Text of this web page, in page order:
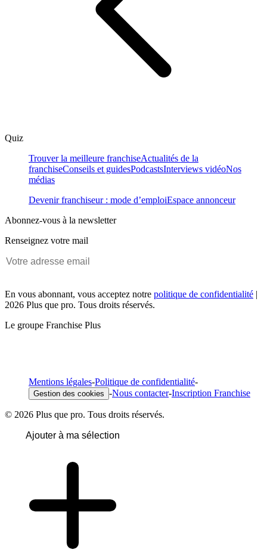
Quiz
Trouver la meilleure franchiseActualités de la
franchiseConseils et guidesPodcastsInterviews vidéoNos
médias
Devenir franchiseur : mode d’emploiEspace annonceur
Abonnez-vous à la newsletter
Renseignez votre mail
En vous abonnant, vous acceptez notre politique de confidentialité |
2026 Plus que pro. Tous droits réservés.
Le groupe Franchise Plus
Mentions légales-Politique de confidentialité-
Gestion des cookies -Nous contacter-Inscription Franchise
© 2026 Plus que pro. Tous droits réservés.
Ajouter à ma sélection